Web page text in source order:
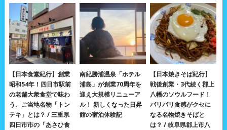
【日本食堂紀行】創業
昭和54年！四日市駅前
の老舗大衆食堂で味わ
う、ご当地名物「トン
テキ」とは？ / 三重県
四日市市の「あさひ食
南紀勝浦温泉「ホテル
浦島」が創業70周年を
迎え大規模リニューア
ル！ 新しくなった日昇
館の宿泊体験記
【日本焼きそば紀行】
戦後創業・3代続く郡上
八幡のソウルフード！
パリパリ食感がクセに
なる名物焼きそばと
は？ / 岐阜県郡上市八